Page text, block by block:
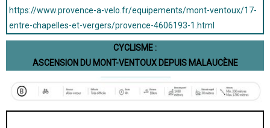
https://www.provence-a-velo.fr/equipements/mont-ventoux/17-
entre-chapelles-et-vergers/provence-4606193-1.html
CYCLISME :
ASCENSION DU MONT-VENTOUX DEPUIS MALAUCÈNE